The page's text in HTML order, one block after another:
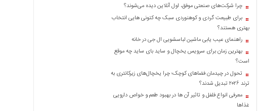
چرا شرکت‌های صنعتی موفق، اول آنلاین دیده می‌شوند؟
برای طبیعت گردی و کوهنوردی سبک چه کتونی هایی انتخاب
بهتری هستند؟
راهنمای عیب یابی ماشین لباسشویی ال جی در خانه
بهترین زمان برای سرویس یخچال و ساید بای ساید چه موقع
است؟
تحول در چیدمان فضاهای کوچک؛ چرا یخچال‌های زیرکانتری به
ترند ۲۰۲۶ تبدیل شدند؟
معرفی انواع فلفل و تاثیر آن ‌ها در بهبود طعم و خواص دارویی
غذاها